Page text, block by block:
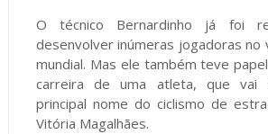
O técnico Bernardinho já foi
desenvolver inúmeras jogadoras no
mundial. Mas ele também teve
carreira de uma atleta, que vai
principal nome do ciclismo de
Vitória Magalhães.